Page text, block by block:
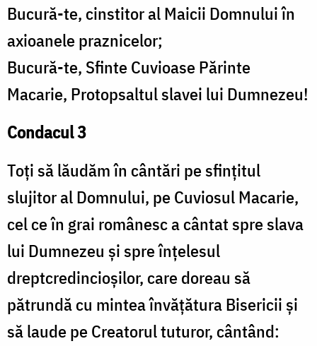
Bucură-te, cinstitor al Maicii Domnului în
axioanele praznicelor;
Bucură-te, Sfinte Cuvioase Părinte
Macarie, Protopsaltul slavei lui Dumnezeu!
Condacul 3
Toți să lăudăm în cântări pe sfințitul
slujitor al Domnului, pe Cuviosul Macarie,
cel ce în grai românesc a cântat spre slava
lui Dumnezeu și spre înțelesul
dreptcredincioșilor, care doreau să
pătrundă cu mintea învățătura Bisericii și
să laude pe Creatorul tuturor, cântând: